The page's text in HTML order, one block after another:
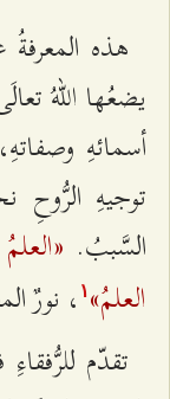
هذه
یضعُها اللّهُ
أسمائهِ
توجیهِ الرُّوحِ
السَّببُ.
العلمُ» ۱ ، نورٌ
تقدّم